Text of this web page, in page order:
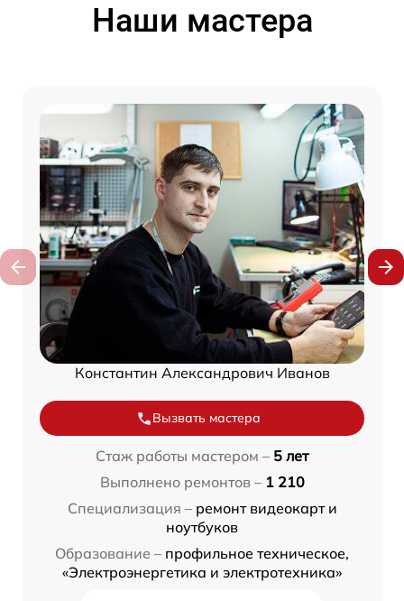
Наши мастера
Константин Александрович Иванов
Вызвать мастера
Стаж работы мастером – 5 лет
Выполнено ремонтов – 1 210
Специализация – ремонт видеокарт и
ноутбуков
Образование – профильное техническое,
«Электроэнергетика и электротехника»